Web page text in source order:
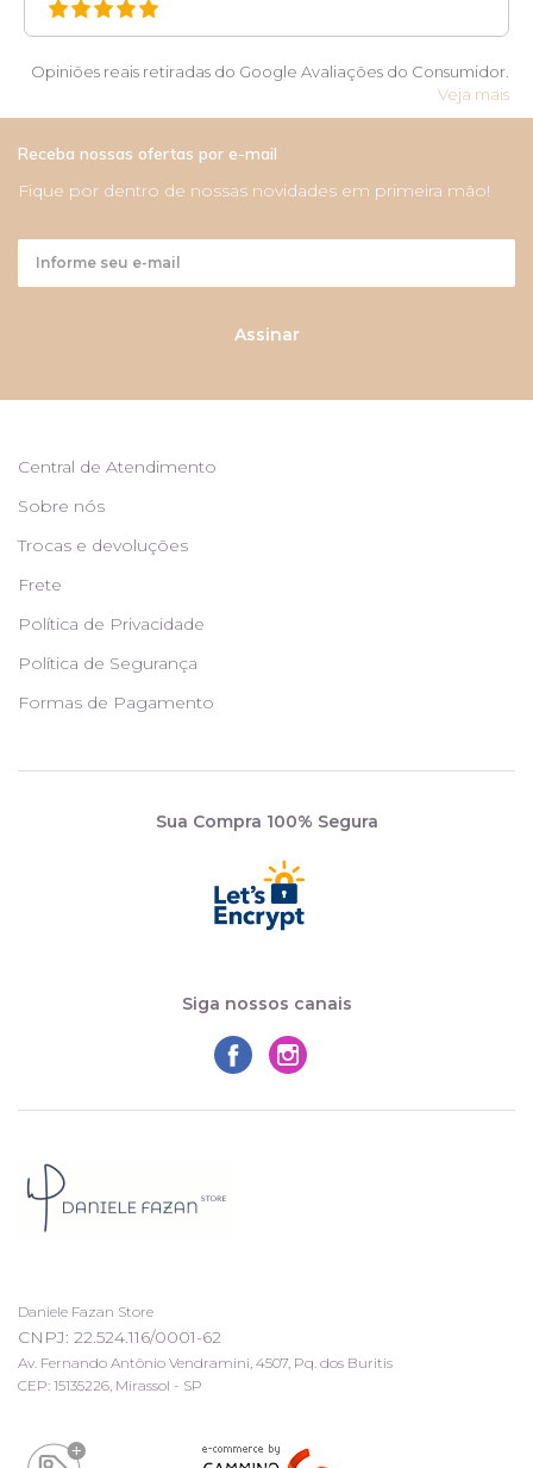
Opiniões reais retiradas do Google Avaliações do Consumidor.
Veja mais
Receba nossas ofertas por e-mail
Fique por dentro de nossas novidades em primeira mão!
Assinar
Daniele Fazan Store
CNPJ: 22.524.116/0001-62
Av. Fernando Antônio Vendramini, 4507, Pq. dos Buritis
CEP: 15135226, Mirassol - SP
Central de Atendimento
Sobre nós
Trocas e devoluções
Frete
Política de Privacidade
Política de Segurança
Formas de Pagamento
Sua Compra 100% Segura
Siga nossos canais